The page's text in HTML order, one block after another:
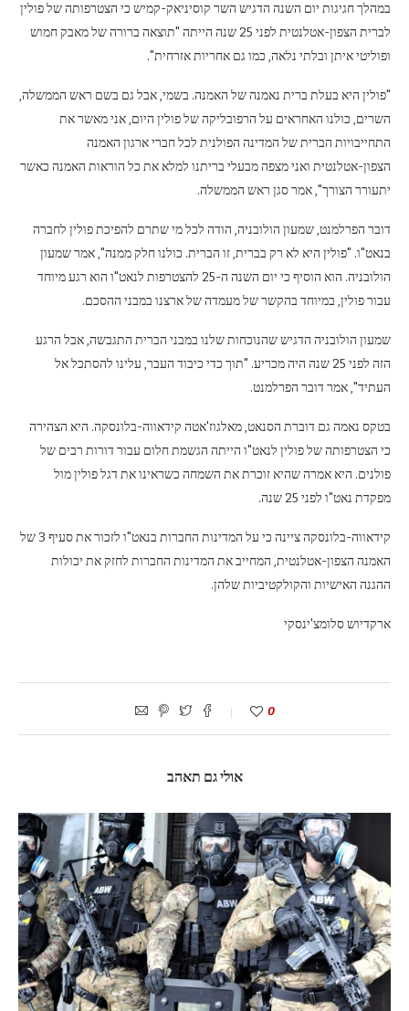
במהלך חגיגות יום השנה הדגיש השר קוסיניאק-קמיש כי הצטרפותה של פולין
לברית הצפון-אטלנטית לפני 25 שנה הייתה "תוצאה ברורה של מאבק חמוש
ופוליטי איתן ובלתי נלאה, כמו גם אחריות אזרחית".
"פולין היא בעלת ברית נאמנה של האמנה. בשמי, אבל גם בשם ראש הממשלה,
השרים, כולנו האחראים על הרפובליקה של פולין היום, אני מאשר את
התחייבויות הברית של המדינה הפולנית לכל חברי ארגון האמנה
הצפון-אטלנטית ואני מצפה מבעלי בריתנו למלא את כל הוראות האמנה כאשר
יתעורר הצורך", אמר סגן ראש הממשלה.
דובר הפרלמנט, שמעון הולובניה, הודה לכל מי שתרם להפיכת פולין לחברה
בנאט"ו. "פולין היא לא רק בברית, זו הברית. כולנו חלק ממנה", אמר שמעון
הולובניה. הוא הוסיף כי יום השנה ה-25 להצטרפות לנאט"ו הוא רגע מיוחד
עבור פולין, במיוחד בהקשר של מעמדה של ארצנו במבני ההסכם.
שמעון הולובניה הדגיש שהנוכחות שלנו במבני הברית התגבשה, אבל הרגע
הזה לפני 25 שנה היה מכריע. "תוך כדי כיבוד העבר, עלינו להסתכל אל
העתיד", אמר דובר הפרלמנט.
בטקס נאמה גם דוברת הסנאט, מאלגוז'אטה קידאווה-בלונסקה. היא הצהירה
כי הצטרפותה של פולין לנאט"ו הייתה הגשמת חלום עבור דורות רבים של
פולנים. היא אמרה שהיא זוכרת את השמחה כשראינו את דגל פולין מול
מפקדת נאט"ו לפני 25 שנה.
קידאווה-בלונסקה ציינה כי על המדינות החברות בנאט"ו לזכור את סעיף 3 של
האמנה הצפון-אטלנטית, המחייב את המדינות החברות לחזק את יכולות
ההגנה האישיות והקולקטיביות שלהן.
ארקדיוש סלומצ'ינסקי
0
אולי גם תאהב